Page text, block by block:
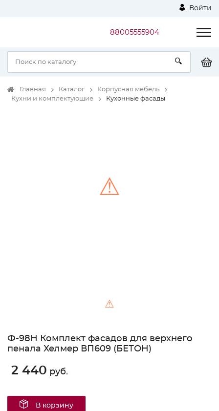
Войти
88005555904
Главная Каталог
Корпусная мебель
Кухни и комплектующие
Кухонные фасады
⚠
⚠
Ф-98Н Комплект фасадов для верхнего
пенала Хелмер ВП609 (БЕТОН)
2 440 руб.
В корзину